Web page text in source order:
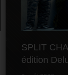
SPLIT
édition